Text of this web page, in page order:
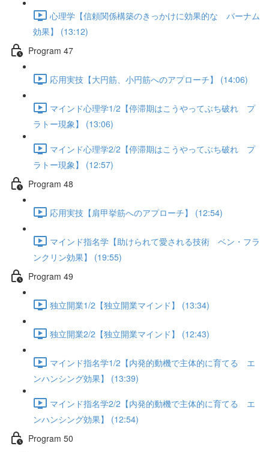
心理学【信頼関係構築のきっかけに効果的な バーナム
効果】 (13:12)
Program 47
応用実技【大円筋、小円筋へのアプローチ】 (14:06)
マインド心理学1/2【停滞期はこうやってぶち破れ プ
ラトー現象】 (13:06)
マインド心理学2/2【停滞期はこうやってぶち破れ プ
ラトー現象】 (12:57)
Program 48
応用実技【肩甲挙筋へのアプローチ】 (12:54)
マインド指名学【助けられて愛される技術 ベン・フラ
ンクリン効果】 (19:55)
Program 49
独立開業1/2【独立開業マインド】 (13:34)
独立開業2/2【独立開業マインド】 (12:43)
マインド指名学1/2【内発的動機で主体的に育てる エ
ンハンシング効果】 (13:39)
マインド指名学2/2【内発的動機で主体的に育てる エ
ンハンシング効果】 (12:54)
Program 50